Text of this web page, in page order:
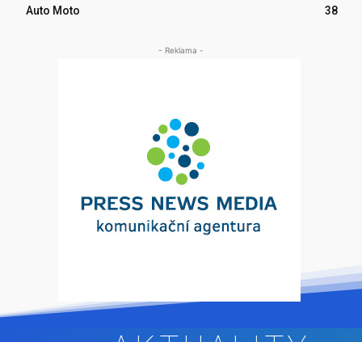
Auto Moto
38
- Reklama -